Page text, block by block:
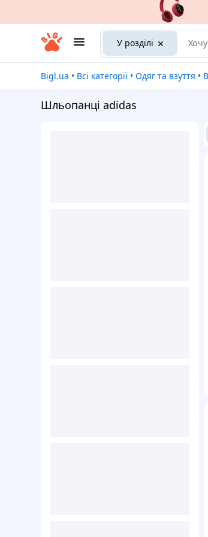
У розділі
Bigl.ua • Всі категорії • Одяг та взуття •
Шльопанці adidas